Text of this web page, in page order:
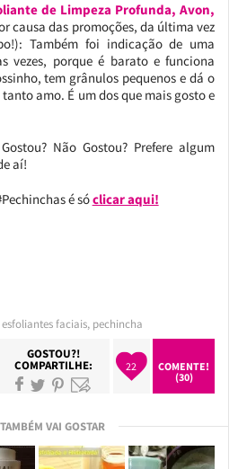
de Limpeza Profunda, Avon,
causa das promoções, da última vez
Também foi indicação de uma
vezes, porque é barato e funciona
tem grânulos pequenos e dá o
amo. É um dos que mais gosto e
Não Gostou? Prefere algum
aí!
é sóclicar aqui!
esfoliantes faciais, pechincha
GOSTOU?!
COMPARTILHE: 22
COMENTE!
(30)
VAI GOSTAR